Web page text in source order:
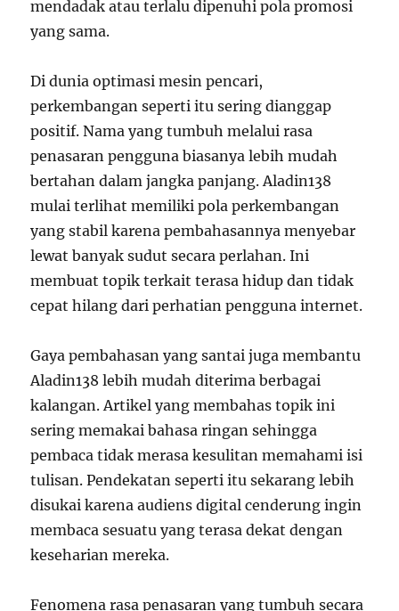
mendadak atau terlalu dipenuhi pola promosi
yang sama.
Di dunia optimasi mesin pencari,
perkembangan seperti itu sering dianggap
positif. Nama yang tumbuh melalui rasa
penasaran pengguna biasanya lebih mudah
bertahan dalam jangka panjang. Aladin138
mulai terlihat memiliki pola perkembangan
yang stabil karena pembahasannya menyebar
lewat banyak sudut secara perlahan. Ini
membuat topik terkait terasa hidup dan tidak
cepat hilang dari perhatian pengguna internet.
Gaya pembahasan yang santai juga membantu
Aladin138 lebih mudah diterima berbagai
kalangan. Artikel yang membahas topik ini
sering memakai bahasa ringan sehingga
pembaca tidak merasa kesulitan memahami isi
tulisan. Pendekatan seperti itu sekarang lebih
disukai karena audiens digital cenderung ingin
membaca sesuatu yang terasa dekat dengan
keseharian mereka.
Fenomena rasa penasaran yang tumbuh secara